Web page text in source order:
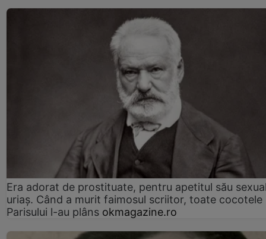
Era adorat de prostituate, pentru apetitul său
uriaș. Când a murit faimosul scriitor, toate cocotele
Parisului l-au plâns okmagazine.ro